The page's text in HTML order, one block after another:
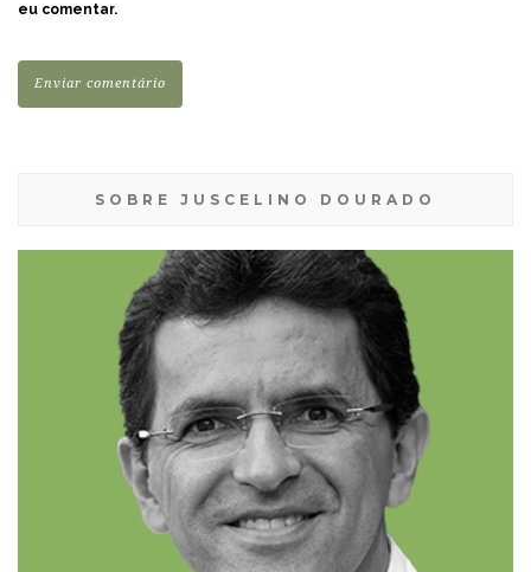
eu comentar.
SOBRE JUSCELINO DOURADO